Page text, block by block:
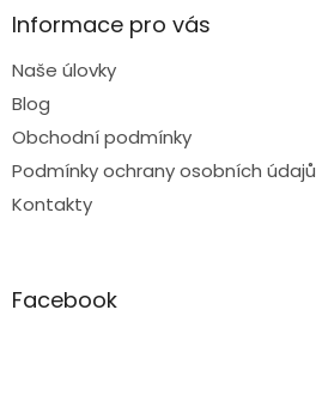
Informace pro vás
Naše úlovky
Blog
Obchodní podmínky
Podmínky ochrany osobních údajů
Kontakty
Facebook